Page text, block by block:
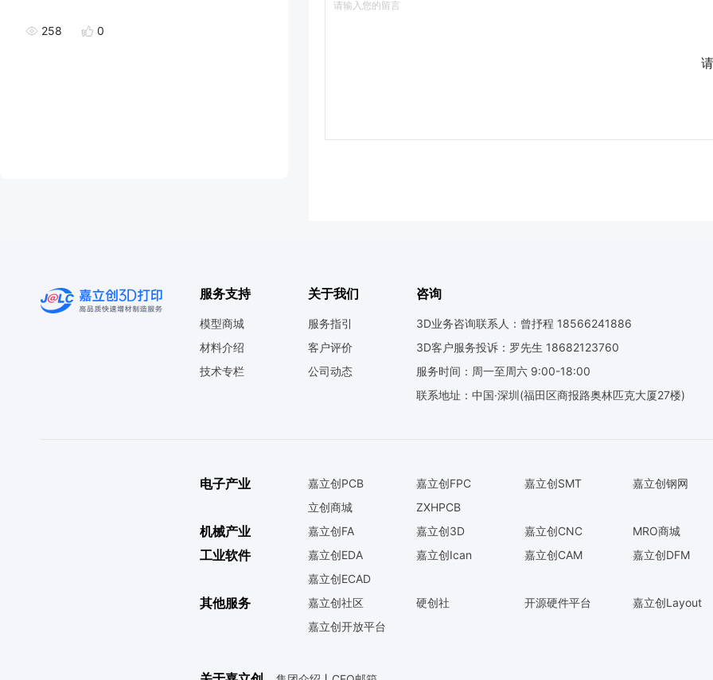
258 0
服务支持
模型商城
材料介绍
技术专栏
关于我们
服务指引
客户评价
公司动态
咨询
3D业务咨询联系人：曾抒程 18566241886
3D客户服务投诉：罗先生 18682123760
服务时间：周一至周六 9:00-18:00
联系地址：中国·深圳(福田区商报路奥林匹克大厦27楼)
电子产业 嘉立创PCB 嘉立创FPC 嘉立创SMT
嘉立创钢网
立创商城
ZXHPCB
机械产业 嘉立创FA 嘉立创3D 嘉立创CNC MRO商城
工业软件 嘉立创EDA 嘉立创Ican 嘉立创CAM
嘉立创DFM
嘉立创ECAD
其他服务 嘉立创社区 硬创社 开源硬件平台
嘉立创Layout
嘉立创开放平台